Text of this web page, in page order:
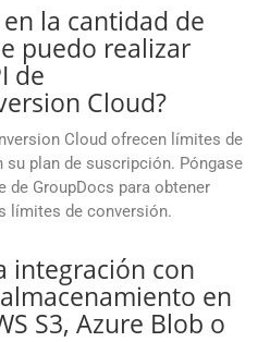
la cantidad de
puedo realizar
de
Cloud?
Cloud ofrecen límites de
plan de suscripción. Póngase
GroupDocs para obtener
límites de conversión.
integración con
en
S3, Azure Blob o